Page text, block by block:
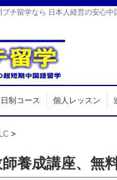
チ留学なら 日本人経営の安心中
制コース 個人レッスン
>
養成講座、無